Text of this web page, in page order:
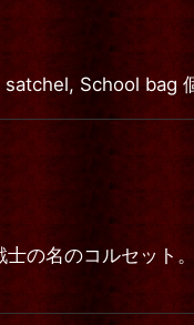
satchel, School bag
の名のコルセット